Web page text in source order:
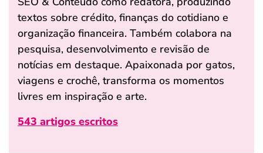
textos sobre crédito, finanças do cotidiano e
organização financeira. Também colabora na
pesquisa, desenvolvimento e revisão de
notícias em destaque. Apaixonada por gatos,
viagens e crochê, transforma os momentos
livres em inspiração e arte.
543 artigos escritos